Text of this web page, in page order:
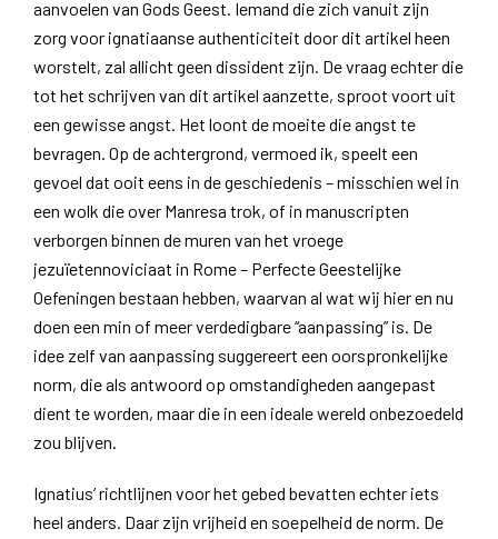
aanvoelen van Gods Geest. Iemand die zich vanuit zijn
zorg voor ignatiaanse authenticiteit door dit artikel heen
worstelt, zal allicht geen dissident zijn. De vraag echter die
tot het schrijven van dit artikel aanzette, sproot voort uit
een gewisse angst. Het loont de moeite die angst te
bevragen. Op de achtergrond, vermoed ik, speelt een
gevoel dat ooit eens in de geschiedenis – misschien wel in
een wolk die over Manresa trok, of in manuscripten
verborgen binnen de muren van het vroege
jezuïetennoviciaat in Rome – Perfecte Geestelijke
Oefeningen bestaan hebben, waarvan al wat wij hier en nu
doen een min of meer verdedigbare “aanpassing” is. De
idee zelf van aanpassing suggereert een oorspronkelijke
norm, die als antwoord op omstandigheden aangepast
dient te worden, maar die in een ideale wereld onbezoedeld
zou blijven.
Ignatius’ richtlijnen voor het gebed bevatten echter iets
heel anders. Daar zijn vrijheid en soepelheid de norm. De